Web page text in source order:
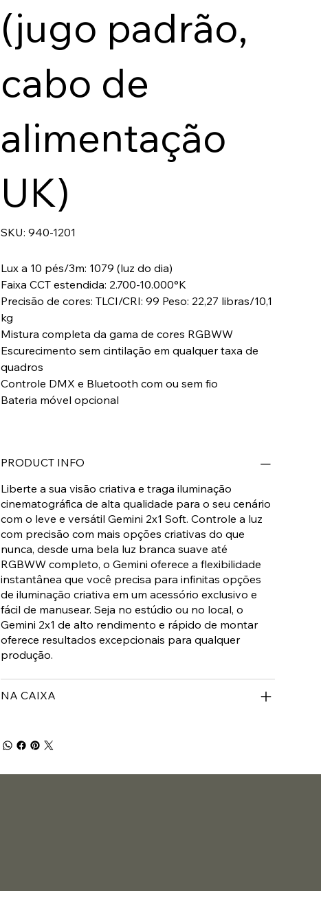
(jugo padrão,
cabo de
alimentação
UK)
SKU: SKU
940-
940-1201
Lux a 10 pés/3m: 1079 (luz do dia)
Faixa CCT estendida: 2.700-10.000°K
Precisão de cores: TLCI/CRI: 99 Peso: 22,27 libras/10,1
kg
Mistura completa da gama de cores RGBWW
Escurecimento sem cintilação em qualquer taxa de
quadros
Controle DMX e Bluetooth com ou sem fio
Bateria móvel opcional
PRODUCT INFO
Liberte a sua visão criativa e traga iluminação
cinematográfica de alta qualidade para o seu cenário
com o leve e versátil Gemini 2x1 Soft. Controle a luz
com precisão com mais opções criativas do que
nunca, desde uma bela luz branca suave até
RGBWW completo, o Gemini oferece a flexibilidade
instantânea que você precisa para infinitas opções
de iluminação criativa em um acessório exclusivo e
fácil de manusear. Seja no estúdio ou no local, o
Gemini 2x1 de alto rendimento e rápido de montar
oferece resultados excepcionais para qualquer
produção.
NA CAIXA